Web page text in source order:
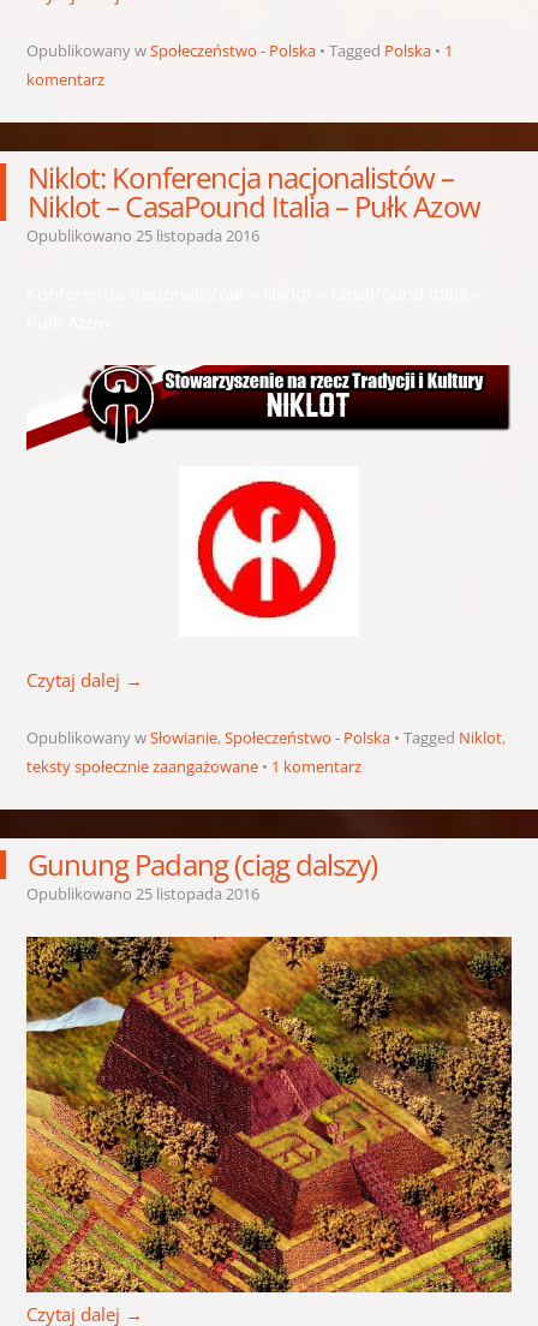
Opublikowany wSpołeczeństwo - Polska Tagged Polska
1
komentarz
Niklot: Konferencja nacjonalistów –
Niklot – CasaPound Italia – Pułk Azow
Opublikowano 25 listopada 2016
Czytaj dalej →
Opublikowany wSłowianie,Społeczeństwo - Polska Tagged Niklot,
teksty społecznie zaangażowane
1 komentarz
Gunung Padang (ciąg dalszy)
Opublikowano 25 listopada 2016
Czytaj dalej →